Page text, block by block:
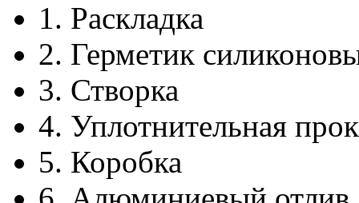
1. Раскладка
2. Герметик
3. Створка
4. Уплотнительная
5. Коробка